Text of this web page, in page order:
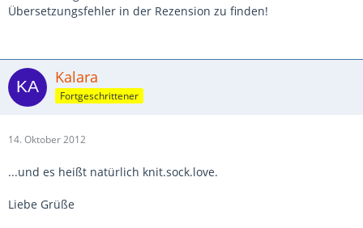
Übersetzungsfehler in der Rezension zu finden!
Kalara
Fortgeschrittener
14. Oktober 2012
...und es heißt natürlich knit.sock.love.
Liebe Grüße